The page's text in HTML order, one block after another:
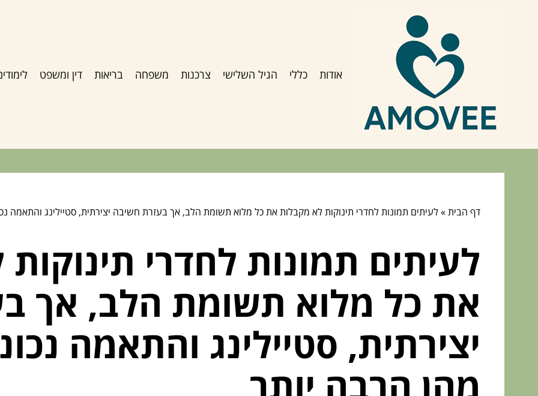
אודות כללי הגיל השלישי צרכנות משפחה בריאות דין ומשפט
דף הבית»לעיתים תמונות לחדרי תינוקות לא מקבלות את כל מלוא תשומת הלב, אך בעזרת חשיבה יצירתית, סטיילינג והתאמה
לעיתים תמונות לחדרי
את כל מלוא תשומת הלב, אך
יצירתית, סטיילינג והתאמה
מהן הרבה יותר